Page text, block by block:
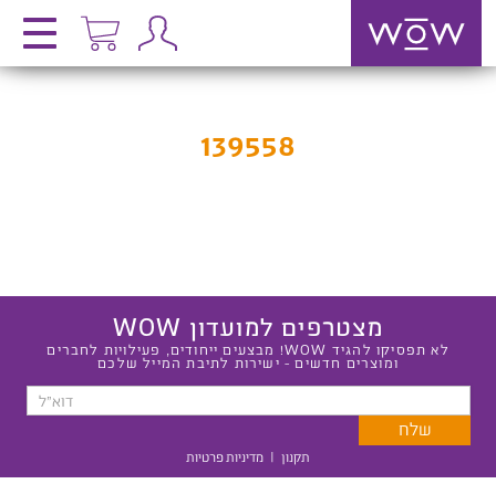
139558
מצטרפים למועדון WOW
לא תפסיקו להגיד WOW! מבצעים ייחודים, פעילויות לחברים
ומוצרים חדשים - ישירות לתיבת המייל שלכם
תקנון | מדיניות פרטיות